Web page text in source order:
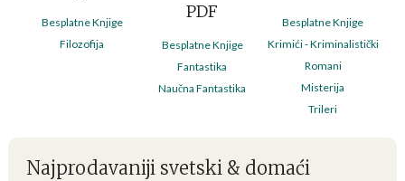
Besplatne Knjige
Filozofija
PDF
Besplatne Knjige
Fantastika
Naučna Fantastika
Besplatne Knjige
Krimići - Kriminalistički
Romani
Misterija
Trileri
Najprodavaniji svetski & domaći